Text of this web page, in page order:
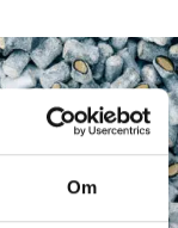
Om